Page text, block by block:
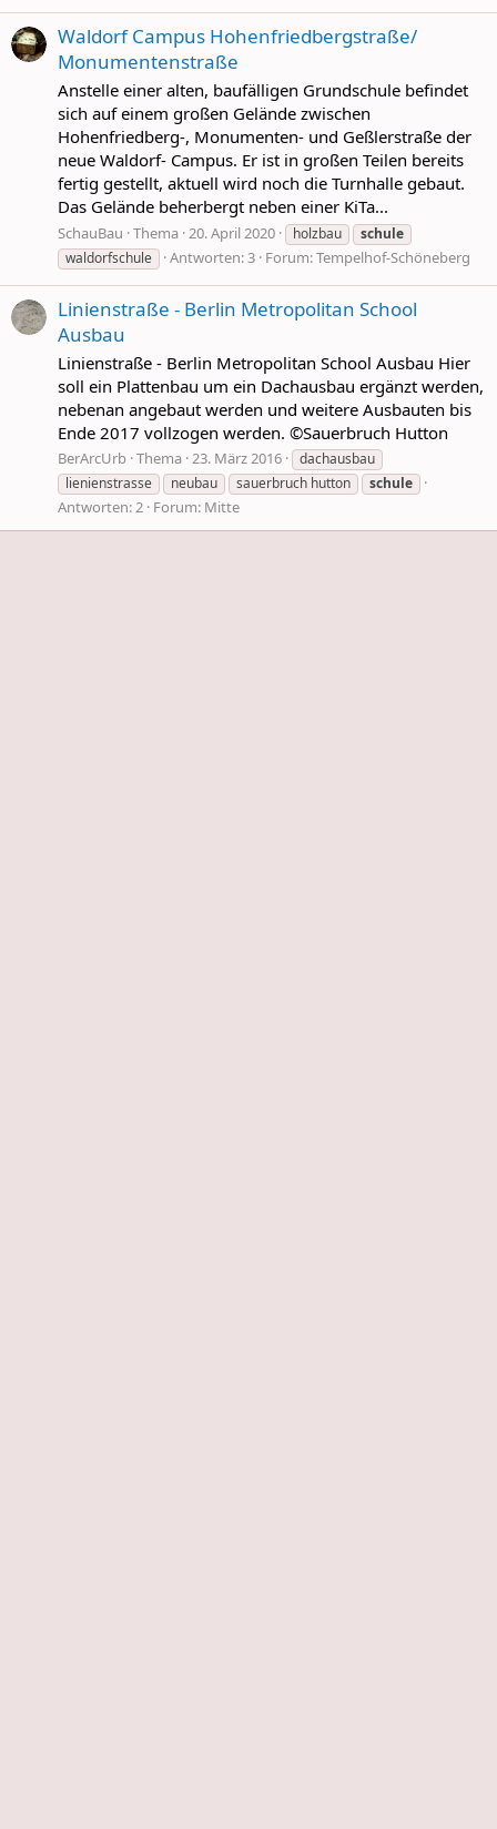
Waldorf Campus Hohenfriedbergstraße/
Monumentenstraße
Anstelle einer alten, baufälligen Grundschule befindet
sich auf einem großen Gelände zwischen
Hohenfriedberg-, Monumenten- und Geßlerstraße der
neue Waldorf- Campus. Er ist in großen Teilen bereits
fertig gestellt, aktuell wird noch die Turnhalle gebaut.
Das Gelände beherbergt neben einer KiTa...
SchauBau Thema 20. April 2020 holzbau
schule
waldorfschule
Antworten: 3 Forum:Tempelhof-Schöneberg
Linienstraße - Berlin Metropolitan School
Ausbau
Linienstraße - Berlin Metropolitan School Ausbau Hier
soll ein Plattenbau um ein Dachausbau ergänzt werden,
nebenan angebaut werden und weitere Ausbauten bis
Ende 2017 vollzogen werden. ©Sauerbruch Hutton
BerArcUrb Thema 23. März 2016
dachausbau
lienienstrasse
neubau sauerbruch hutton schule
Antworten: 2 Forum: Mitte